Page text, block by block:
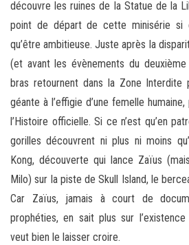
découvre les ruines de la Statue de la
point de départ de cette minisérie si
qu’être ambitieuse. Juste après la
(et avant les évènements du
bras retournent dans la Zone
géante à l’effigie d’une femelle
l’Histoire officielle. Si ce n’est qu’en
gorilles découvrent ni plus ni moins
Kong, découverte qui lance Zaïus
Milo) sur la piste de Skull Island, le
Car Zaïus, jamais à court de
prophéties, en sait plus sur
veut bien le laisser croire.